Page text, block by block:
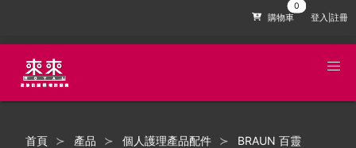
購物車 登入|註冊
首頁 產品 個人護理產品配件 BRAUN 百靈